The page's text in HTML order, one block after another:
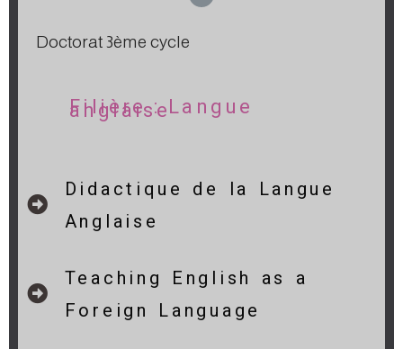
Doctorat 3ème cycle
Filière : Langue
anglaise
Didactique de la Langue
Anglaise
Teaching English as a
Foreign Language